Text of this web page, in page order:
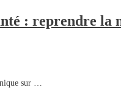
: reprendre la
sur …